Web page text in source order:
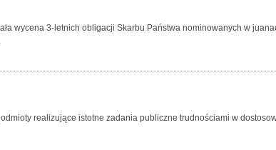
wycena 3-letnich obligacji Skarbu Państwa nominowanych w
realizujące istotne zadania publiczne trudnościami w